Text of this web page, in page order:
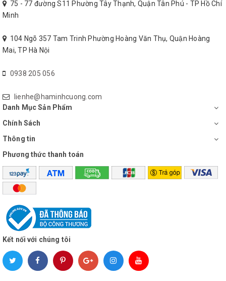
Liên hệHotline 0938 205 056
75 - 77 đường S11 Phường Tây Thạnh, Quận Tân Phú - TP Hồ Chí
Minh
104 Ngõ 357 Tam Trinh Phường Hoàng Văn Thụ, Quận Hoàng
Mai, TP Hà Nội
0938 205 056
lienhe@haminhcuong.com
Danh Mục Sản Phẩm
Chính Sách
Thông tin
Phương thức thanh toán
Kết nối với chúng tôi